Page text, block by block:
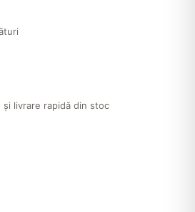
și livrare rapidă din stoc